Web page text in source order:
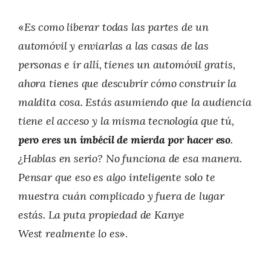
«Es como liberar todas las partes de un
automóvil y enviarlas a las casas de las
personas e ir allí, tienes un automóvil gratis,
ahora tienes que descubrir cómo construir la
maldita cosa. Estás asumiendo que la audiencia
tiene el acceso y la misma tecnología que tú,
pero eres un imbécil de mierda por hacer eso.
¿Hablas en serio? No funciona de esa manera.
Pensar que eso es algo inteligente solo te
muestra cuán complicado y fuera de lugar
estás. La puta propiedad de Kanye
West realmente lo es».